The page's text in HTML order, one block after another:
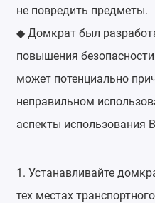
не повредить предметы.
◆Домкрат был
повышения
может потенциально
неправильном
аспекты использования
1. Устанавливайте
тех местах